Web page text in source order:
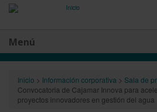
Menú
Inicio > Información corporativa > Sala de
Convocatoria de Cajamar Innova para
proyectos innovadores en gestión del agua